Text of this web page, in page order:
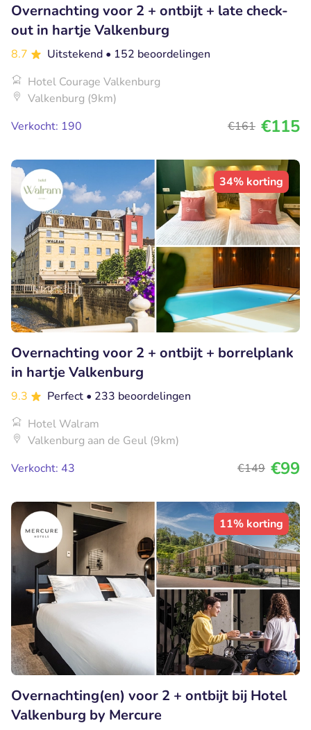
Overnachting voor 2 + ontbijt + late check-
out in hartje Valkenburg
8.7 Uitstekend • 152 beoordelingen
Hotel Courage Valkenburg
Valkenburg (9km)
Verkocht: 190
€161 €115
34% korting
Overnachting voor 2 + ontbijt + borrelplank
in hartje Valkenburg
9.3 Perfect • 233 beoordelingen
Hotel Walram
Valkenburg aan de Geul (9km)
Verkocht: 43
€149 €99
11% korting
Overnachting(en) voor 2 + ontbijt bij Hotel
Valkenburg by Mercure